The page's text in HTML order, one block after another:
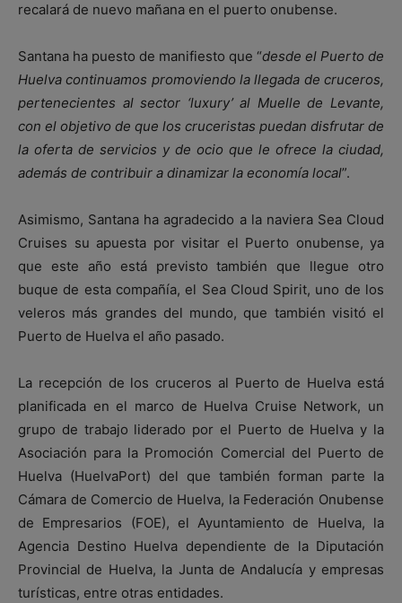
recalará de nuevo mañana en el puerto onubense.
Santana ha puesto de manifiesto que “desde el Puerto de
Huelva continuamos promoviendo la llegada de cruceros,
pertenecientes al sector ‘luxury’ al Muelle de Levante,
con el objetivo de que los cruceristas puedan disfrutar de
la oferta de servicios y de ocio que le ofrece la ciudad,
además de contribuir a dinamizar la economía local”.
Asimismo, Santana ha agradecido a la naviera Sea Cloud
Cruises su apuesta por visitar el Puerto onubense, ya
que este año está previsto también que llegue otro
buque de esta compañía, el Sea Cloud Spirit, uno de los
veleros más grandes del mundo, que también visitó el
Puerto de Huelva el año pasado.
La recepción de los cruceros al Puerto de Huelva está
planificada en el marco de Huelva Cruise Network, un
grupo de trabajo liderado por el Puerto de Huelva y la
Asociación para la Promoción Comercial del Puerto de
Huelva (HuelvaPort) del que también forman parte la
Cámara de Comercio de Huelva, la Federación Onubense
de Empresarios (FOE), el Ayuntamiento de Huelva, la
Agencia Destino Huelva dependiente de la Diputación
Provincial de Huelva, la Junta de Andalucía y empresas
turísticas, entre otras entidades.